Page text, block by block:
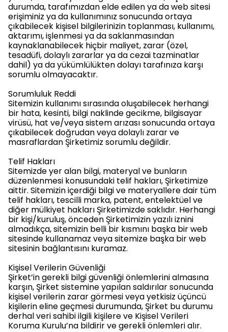
durumda, tarafımızdan elde edilen ya da web sitesi
erişiminiz ya da kullanımınız sonucunda ortaya
çıkabilecek kişisel bilgilerinizin toplanması, kullanımı,
aktarımı, işlenmesi ya da saklanmasından
kaynaklanabilecek hiçbir maliyet, zarar (özel,
tesadüfi, dolaylı zararlar ya da cezai tazminatlar
dahil) ya da yükümlülükten dolayı tarafınıza karşı
sorumlu olmayacaktır.
Sorumluluk Reddi
Sitemizin kullanımı sırasında oluşabilecek herhangi
bir hata, kesinti, bilgi naklinde gecikme, bilgisayar
virüsü, hat ve/veya sistem arızası sonucunda ortaya
çıkabilecek doğrudan veya dolaylı zarar ve
masraflardan Şirketimiz sorumlu değildir.
Telif Hakları
Sitemizde yer alan bilgi, materyal ve bunların
düzenlenmesi konusundaki telif hakları, Şirketimize
aittir. Sitemizin içerdiği bilgi ve materyallere dair tüm
telif hakları, tescilli marka, patent, entelektüel ve
diğer mülkiyet hakları Şirketimizde saklıdır. Herhangi
bir kişi/kuruluş, önceden Şirketimizin yazılı iznini
almadıkça, sitemizin belli bir kısmını başka bir web
sitesinde kullanamaz veya sitemize başka bir web
sitesinin bağlantısını kuramaz.
Kişisel Verilerin Güvenliği
Şirket’in gerekli bilgi güvenliği önlemlerini almasına
karşın, Şirket sistemine yapılan saldırılar sonucunda
kişisel verilerin zarar görmesi veya yetkisiz üçüncü
kişilerin eline geçmesi durumunda, Şirket bu durumu
derhal veri sahibi ilgili kişilere ve Kişisel Verileri
Koruma Kurulu’na bildirir ve gerekli önlemleri alır.